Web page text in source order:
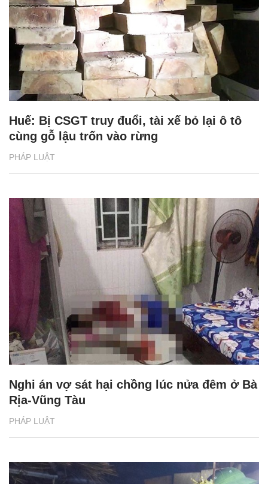
PHÁP LUẬT
Huế: Bị CSGT truy đuổi, tài xế bỏ lại ô tô
cùng gỗ lậu trốn vào rừng
PHÁP LUẬT
Nghi án vợ sát hại chồng lúc nửa đêm ở Bà
Rịa-Vũng Tàu